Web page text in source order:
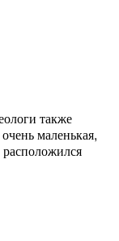
также
маленькая,